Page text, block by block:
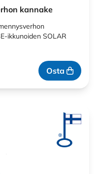
kannake
ikkunoiden SOLAR
Osta